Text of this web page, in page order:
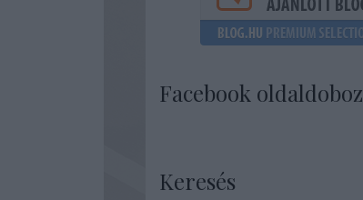
Facebook oldaldoboz
Keresés